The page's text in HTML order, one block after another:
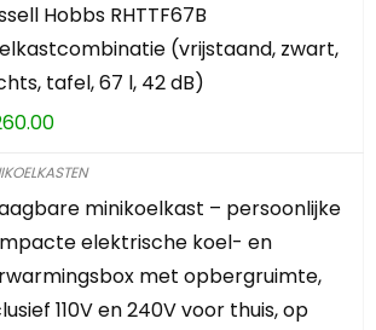
Hobbs RHTTF67B
(vrijstaand, zwart,
tafel, 67 l, 42 dB)
minikoelkast – persoonlijke
elektrische koel- en
met opbergruimte,
110V en 240V voor thuis, op